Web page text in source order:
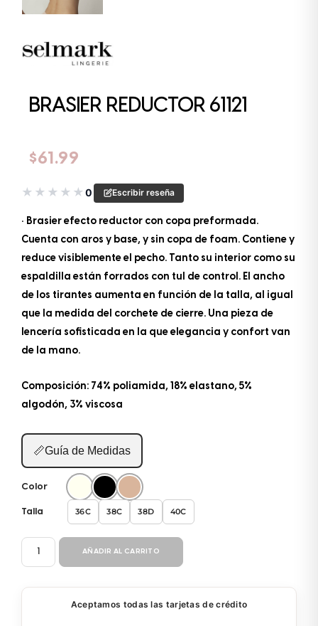
BRASIER REDUCTOR 61121
$61.99
★ ★ ★ ★ ★0 Escribir reseña
• Brasier efecto reductor con copa preformada.
Cuenta con aros y base, y sin copa de foam. Contiene y
reduce visiblemente el pecho. Tanto su interior como su
espaldilla están forrados con tul de control. El ancho
de los tirantes aumenta en función de la talla, al igual
que la medida del corchete de cierre. Una pieza de
lencería sofisticada en la que elegancia y confort van
de la mano.
Composición: 74% poliamida, 18% elastano, 5%
algodón, 3% viscosa
📏Guía de Medidas
Color
Talla 36C 38C 38D 40C
BRASIER
REDUCTOR
AÑADIR AL CARRITO
Aceptamos todas las tarjetas de crédito